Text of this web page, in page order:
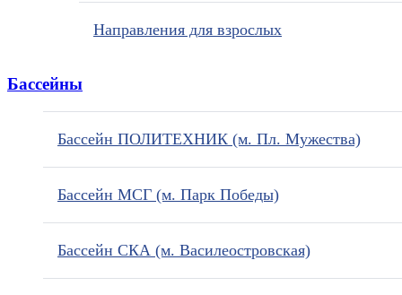
Направления для взрослых
Бассейны
Бассейн ПОЛИТЕХНИК (м. Пл. Мужества)
Бассейн МСГ (м. Парк Победы)
Бассейн СКА (м. Василеостровская)